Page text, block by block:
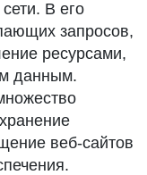
В его
запросов,
ресурсами,
данным.
веб-сайтов